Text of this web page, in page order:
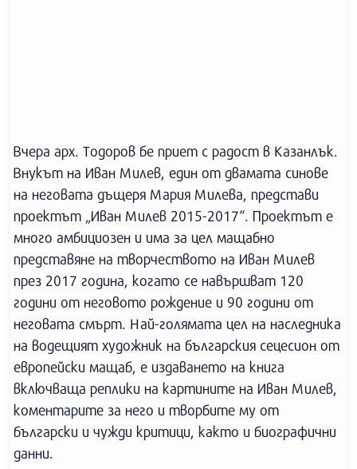
Вчера арх. Тодоров бе приет с радост в Казанлък.
Внукът на Иван Милев, един от двамата синове
на неговата дъщеря Мария Милева, представи
проектът „Иван Милев 2015-2017“. Проектът е
много амбициозен и има за цел мащабно
представяне на творчеството на Иван Милев
през 2017 година, когато се навършват 120
години от неговото рождение и 90 години от
неговата смърт. Най-голямата цел на наследника
на водещият художник на българския сецесион от
европейски мащаб, е издаването на книга
включваща реплики на картините на Иван Милев,
коментарите за него и творбите му от
български и чужди критици, както и биографични
данни.